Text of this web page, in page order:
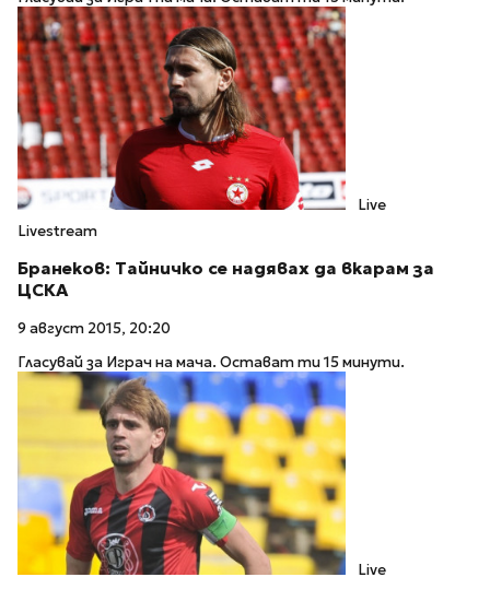
Live
Livestream
Бранеков: Тайничко се надявах да вкарам за
ЦСКА
9 август 2015, 20:20
Гласувай за Играч на мача. Остават ти 15 минути.
Live